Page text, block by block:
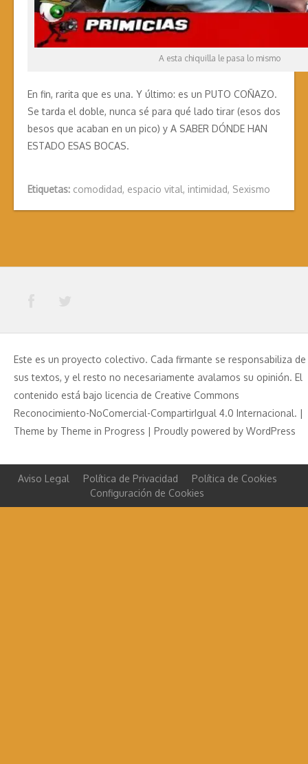
A esta chiquilla le pasa lo mismo
En fin, rarita que es una. Y último: es un PUTO COÑAZO.
Se tarda el doble, nunca sé para qué lado tirar (esos dos
besos que acaban en un pico) y A SABER DÓNDE HAN
ESTADO ESAS BOCAS.
Etiquetas: comodidad, espacio vital, intimidad, Sexismo
Este es un proyecto colectivo. Cada firmante se responsabiliza de
sus textos, y el resto no necesariamente avalamos su opinión. El
contenido está bajo licencia de Creative Commons
Reconocimiento-NoComercial-CompartirIgual 4.0 Internacional. |
Theme by Theme in Progress | Proudly powered by WordPress
Aviso Legal Política de Privacidad
Política de Cookies
Configuración de Cookies